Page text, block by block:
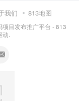
我们 813地图
目发布推广平台 - 813
.